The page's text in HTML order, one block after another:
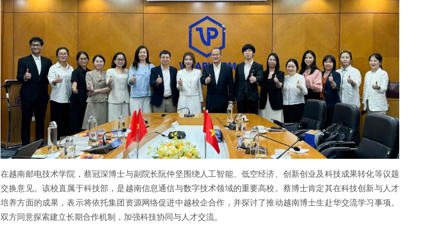
在越南邮电技术学院，蔡冠深博士与副院长阮仲坚围绕人工智能、低空经济、创新创业及科技成果转化等议题
交换意见。该校直属于科技部，是越南信息通信与数字技术领域的重要高校。蔡博士肯定其在科技创新与人才
培养方面的成果，表示将依托集团资源网络促进中越校企合作，并探讨了推动越南博士生赴华交流学习事项。
双方同意探索建立长期合作机制，加强科技协同与人才交流。